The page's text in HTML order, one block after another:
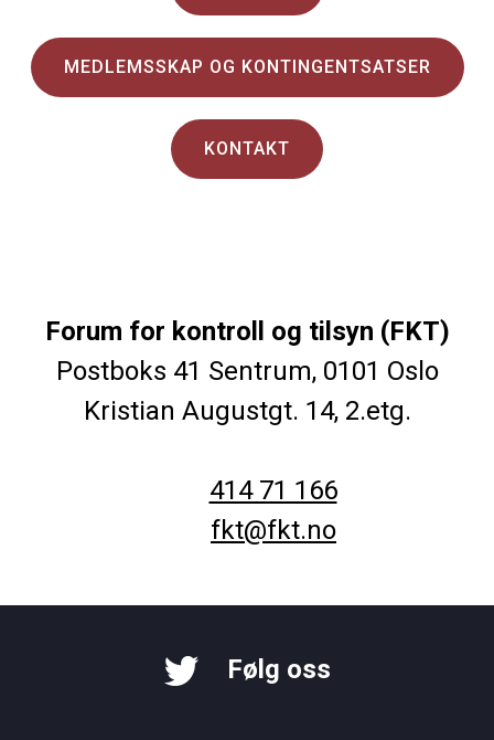
MEDLEMSSKAP OG KONTINGENTSATSER
KONTAKT
Forum for kontroll og tilsyn (FKT)
Postboks 41 Sentrum, 0101 Oslo
Kristian Augustgt. 14, 2.etg.
414 71 166
fkt@fkt.no
Følg oss